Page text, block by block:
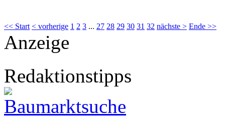
<< Start < vorherige 1 2 3 ... 27 28 29 30 31 32 nächste > Ende >>
Anzeige
Redaktionstipps